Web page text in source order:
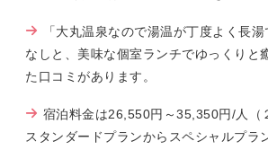
「大丸温泉なので湯温が丁度よく長
なしと、美味な個室ランチでゆっくりと
た口コミがあります。
宿泊料金は26,550円～35,350円/人（
スタンダードプランからスペシャルプラ